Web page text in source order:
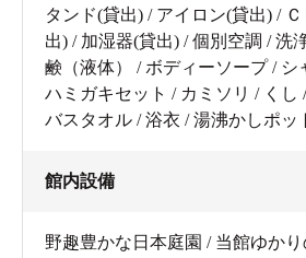
タンド(貸出) / アイロン(貸出) /
出) / 加湿器(貸出) / 個別空調 / 洗
鹸（液体） / ボディーソープ / シ
ハミガキセット / カミソリ / くし
バスタオル / 浴衣 / 湯沸かしポッ
館内設備
野趣豊かな日本庭園 / 当館ゆか